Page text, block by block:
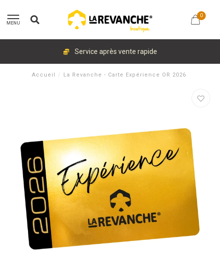
MENU
0
Service après vente rapide
Accueil / La Revanche - Carte Expérience OR 2026